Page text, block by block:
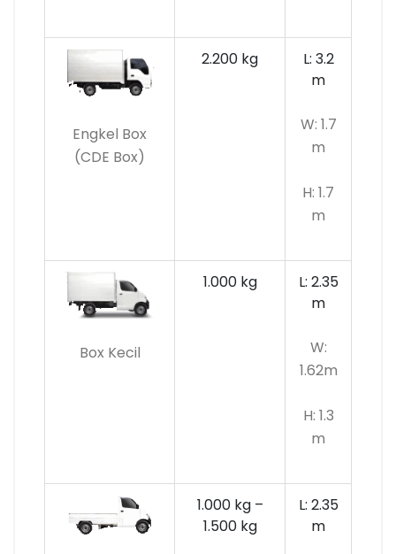
Engkel Box
(CDE Box)
2.200 kg
L: 3.2
m
W: 1.7
m
H: 1.7
m
Box Kecil
1.000 kg
L: 2.35
m
W:
1.62m
H: 1.3
m
1.000 kg –
1.500 kg
L: 2.35
m